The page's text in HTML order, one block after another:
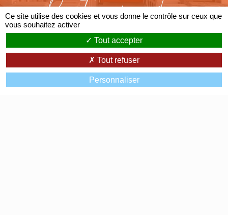
Partenaire des
Grandes Marques
Ce site utilise des cookies et vous donne le contrôle sur ceux que
vous souhaitez activer
Tout accepter
Tout refuser
Personnaliser